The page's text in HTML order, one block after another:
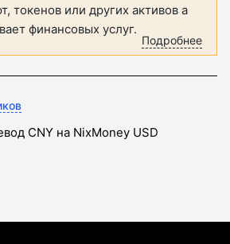
токенов или других активов а
финансовых услуг.
Подробнее
CNY на NixMoney USD